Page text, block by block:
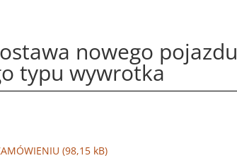
nowego pojazdu
typu wywrotka